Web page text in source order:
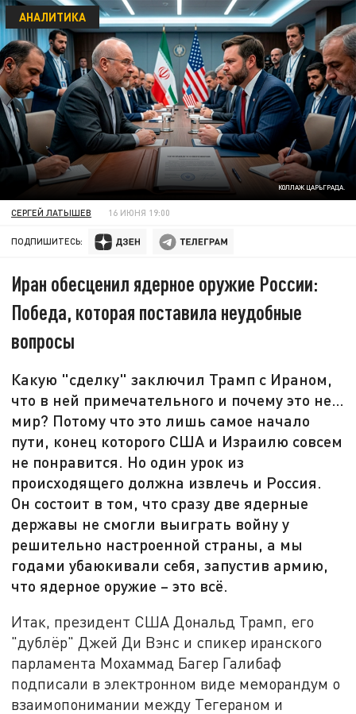
КОЛЛАЖ ЦАРЬГРАДА.
АНАЛИТИКА
СЕРГЕЙ ЛАТЫШЕВ 16 ИЮНЯ 19:00
ПОДПИШИТЕСЬ:
Иран обесценил ядерное оружие России:
Победа, которая поставила неудобные
вопросы
Какую "сделку" заключил Трамп с Ираном,
что в ней примечательного и почему это не…
мир? Потому что это лишь самое начало
пути, конец которого США и Израилю совсем
не понравится. Но один урок из
происходящего должна извлечь и Россия.
Он состоит в том, что сразу две ядерные
державы не смогли выиграть войну у
решительно настроенной страны, а мы
годами убаюкивали себя, запустив армию,
что ядерное оружие – это всё.
Итак, президент США Дональд Трамп, его
"дублёр" Джей Ди Вэнс и спикер иранского
парламента Мохаммад Багер Галибаф
подписали в электронном виде меморандум о
взаимопонимании между Тегераном и